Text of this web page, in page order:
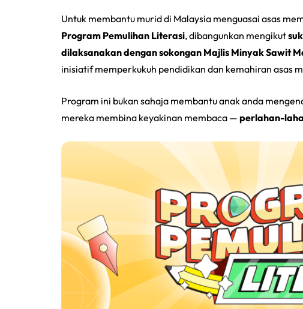
Untuk membantu murid di Malaysia menguasai asas
Program Pemulihan Literasi, dibangunkan mengikut
dilaksanakan dengan sokongan Majlis Minyak Sawit
inisiatif memperkukuh pendidikan dan kemahiran asas
Program ini bukan sahaja membantu anak anda
mereka membina keyakinan membaca — perlahan-